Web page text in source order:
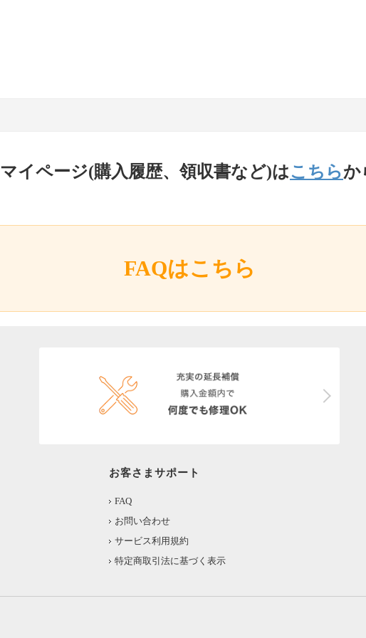
マイページ(購入履歴、領収書など)はこちらか
FAQはこちら
お客さまサポート
FAQ
お問い合わせ
サービス利用規約
特定商取引法に基づく表示